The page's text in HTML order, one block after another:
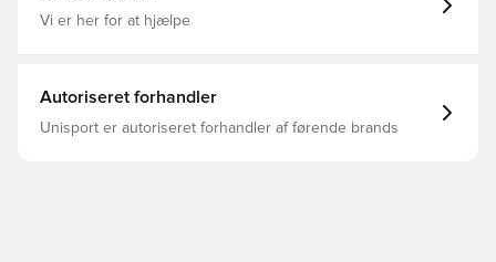
Vi er her for at hjælpe
Autoriseret forhandler
Unisport er autoriseret forhandler af førende brands